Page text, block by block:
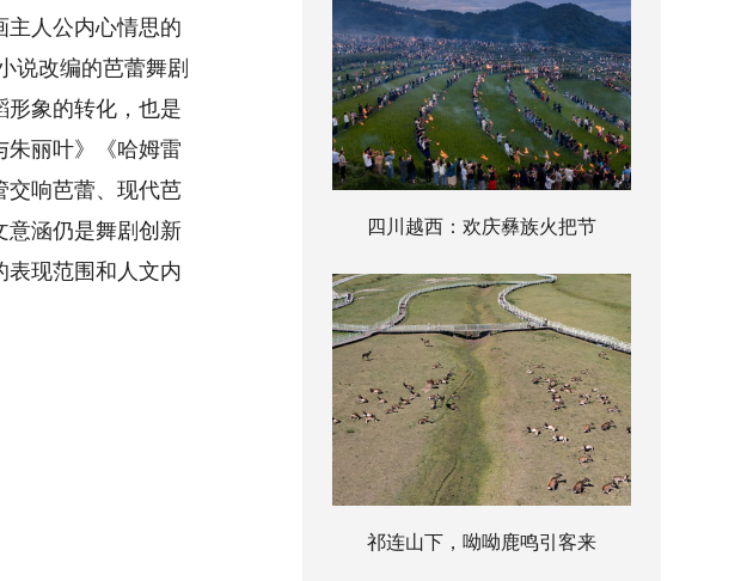
主人公内心情思的
说改编的芭蕾舞剧
形象的转化，也是
朱丽叶》《哈姆雷
交响芭蕾、现代芭
意涵仍是舞剧创新
表现范围和人文内
四川越西：欢庆彝族火把节
祁连山下，呦呦鹿鸣引客来